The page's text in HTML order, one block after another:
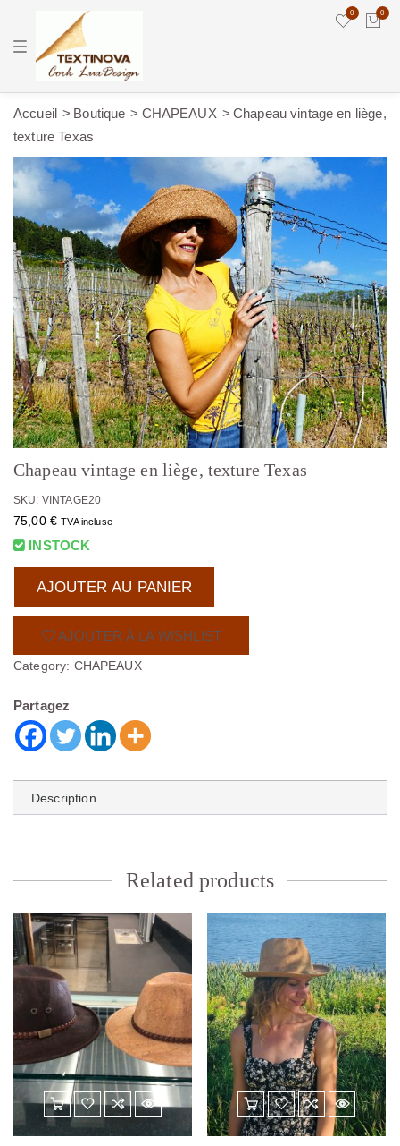
T
e
a
i
t
i
o
n
0 0
Accueil Boutique CHAPEAUX
Chapeau vintage en liège,
texture Texas
Chapeau vintage en liège, texture Texas
SKU: VINTAGE20
75,00 € TVA incluse
INSTOCK
AJOUTER AU PANIER
AJOUTER À LA WISHLIST
Category: CHAPEAUX
Partagez
Description
Related products